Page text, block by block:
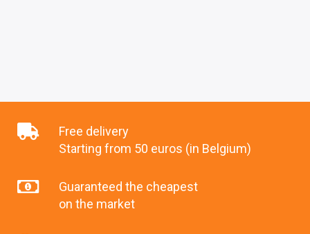
Free delivery
Starting from 50 euros (in Belgium)
Guaranteed the cheapest
on the market